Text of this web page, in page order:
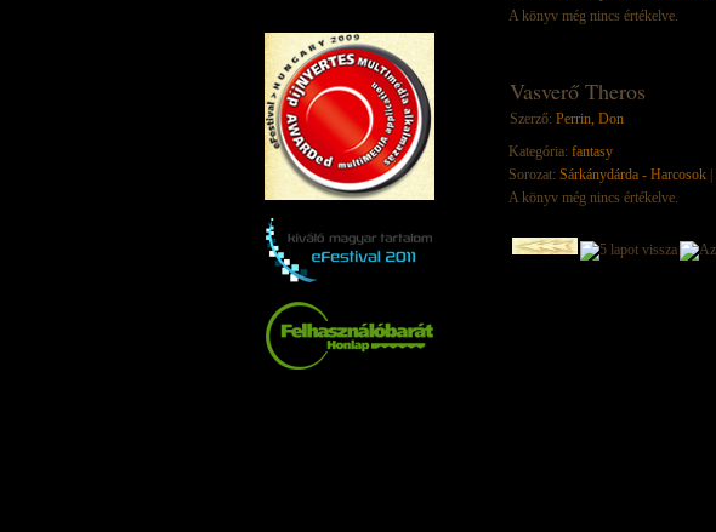
A könyv még nincs értékelve.
Vasverő Theros
Szerző: Perrin, Don
Kategória: fantasy
Sorozat: Sárkánydárda - Harcosok|
A könyv még nincs értékelve.